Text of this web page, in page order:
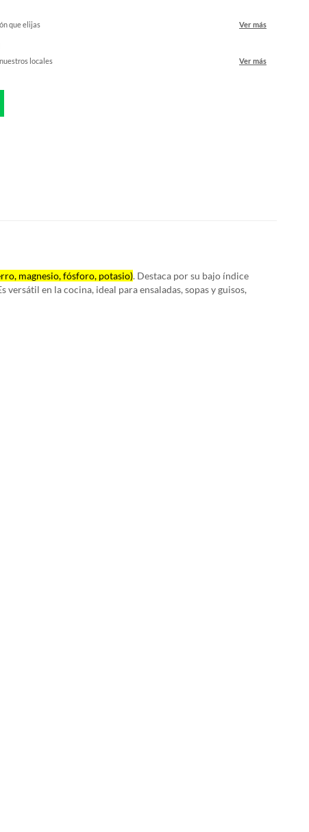
que elijas Ver más
locales Ver más
magnesio, fósforo, potasio). Destaca por su bajo índice
en la cocina, ideal para ensaladas, sopas y guisos,